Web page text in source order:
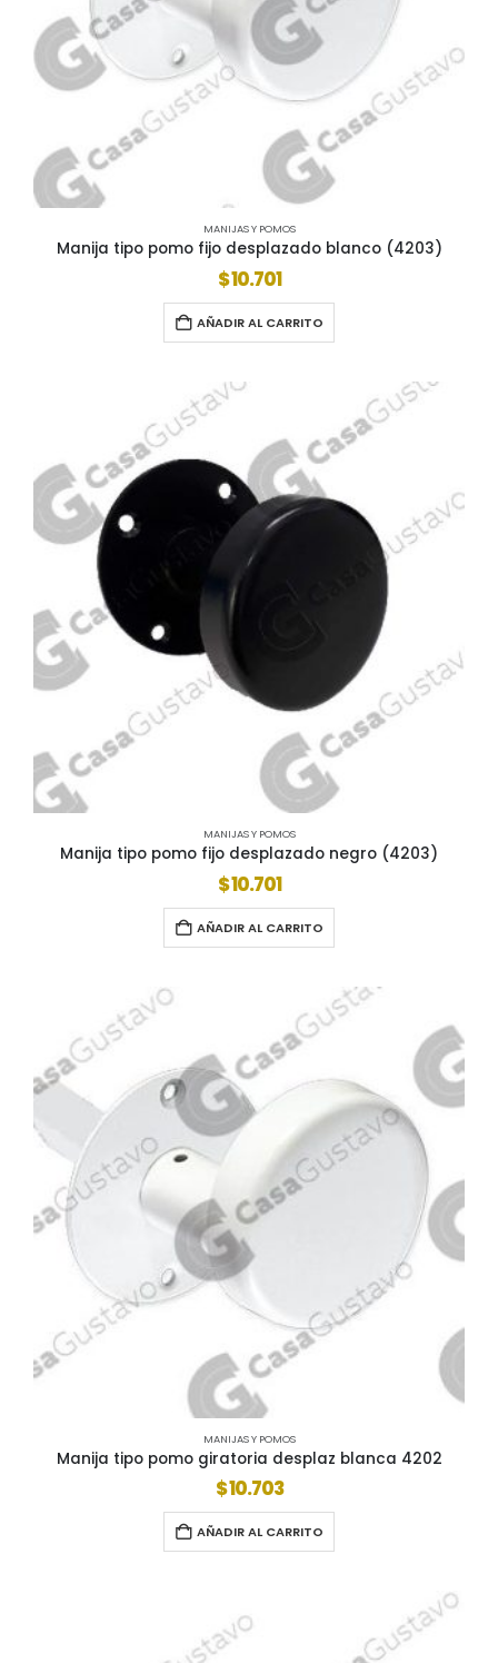
MANIJAS Y POMOS
Manija tipo pomo fijo desplazado blanco (4203)
$10.701
AÑADIR AL CARRITO
MANIJAS Y POMOS
Manija tipo pomo fijo desplazado negro (4203)
$10.701
AÑADIR AL CARRITO
MANIJAS Y POMOS
Manija tipo pomo giratoria desplaz blanca 4202
$10.703
AÑADIR AL CARRITO